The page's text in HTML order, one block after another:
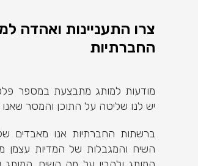
צרו התעניינות ואהדה
החברתיות
מודעות למותג מתבצעת במספר
יש לנו שליטה על התוכן והמסר שאנו
ברשתות החברתיות אנו מאבדים
השיח והמגבלות של המדיות